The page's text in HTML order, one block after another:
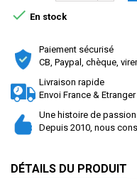
 En stock
Paiement sécurisé
CB, Paypal, chèque,
Livraison rapide
Envoi France & Etranger
Une histoire de passion
Depuis 2010, nous
DÉTAILS DU PRODUIT